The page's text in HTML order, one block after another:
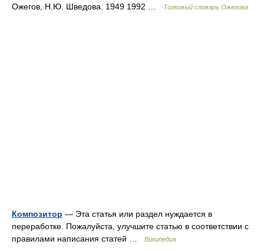
Ожегов, Н.Ю. Шведова. 1949 1992 …
Толковый словарь Ожегова
Композитор — Эта статья или раздел нуждается в
переработке. Пожалуйста, улучшите статью в соответствии с
правилами написания статей …
Википедия